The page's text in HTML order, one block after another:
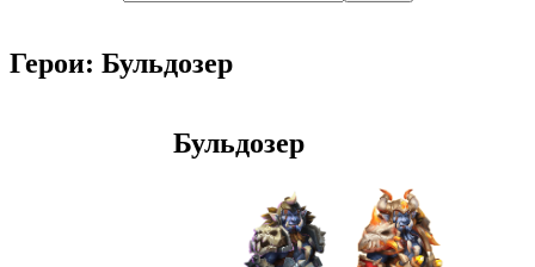
Герои: Бульдозер
Бульдозер